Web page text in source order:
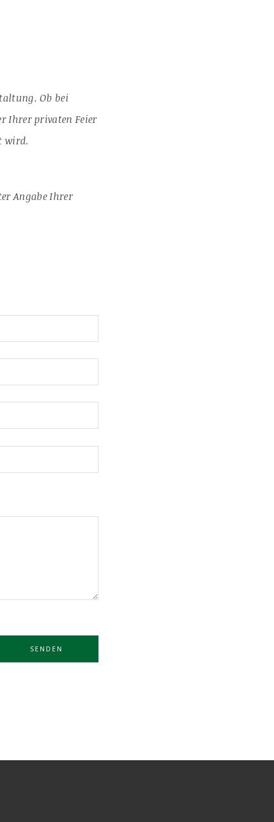
Ob bei
Ihrer privaten Feier
wird.
Angabe Ihrer